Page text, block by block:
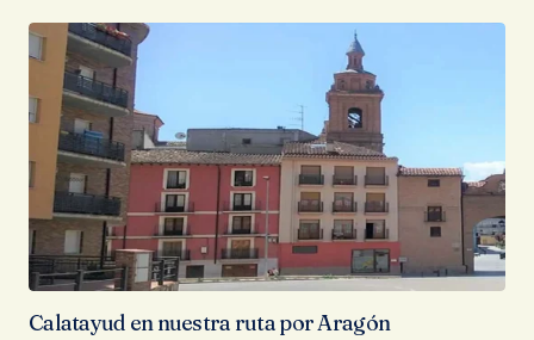
Calatayud en nuestra ruta por Aragón